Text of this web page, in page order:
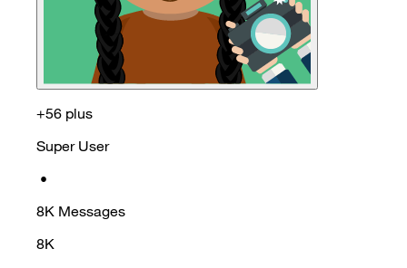
+56 plus
Super User
•
8K Messages
8K